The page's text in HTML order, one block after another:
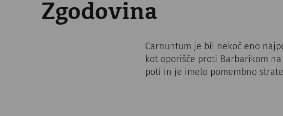
Zgodovina
Carnuntum je bil nekoč eno
kot oporišče proti Barbarikom
poti in je imelo pomembno